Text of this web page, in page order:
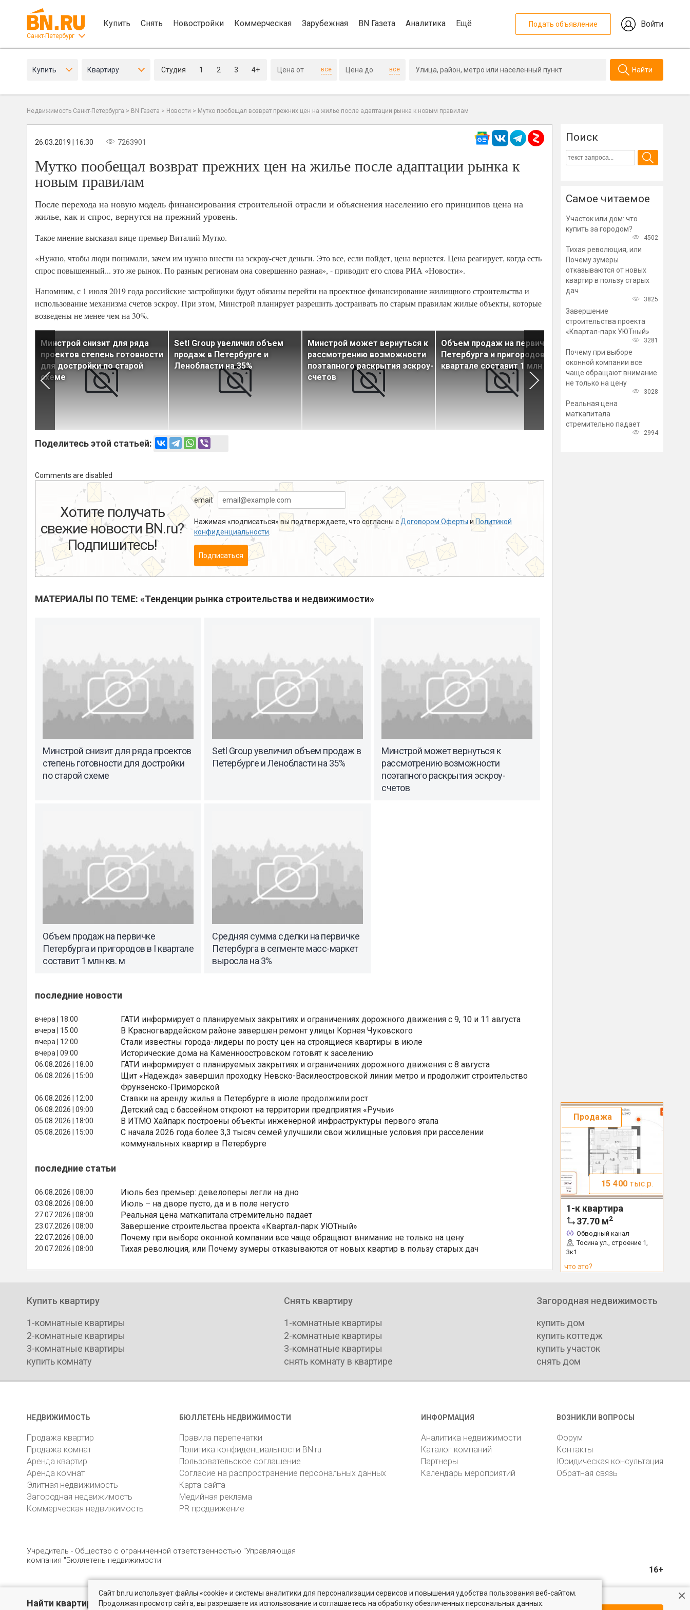
Санкт-Петербург
Купить Снять Новостройки Коммерческая Зарубежная BN Газета Аналитика Ещё Подать объявление Войти
Купить Квартиру Студия 1 2 3 4+ всё всё Найти
Недвижимость Санкт-Петербурга > BN Газета > Новости > Мутко пообещал возврат прежних цен на жилье после адаптации рынка к новым правилам
26.03.2019 | 16:30 7263901
Мутко пообещал возврат прежних цен на жилье после адаптации рынка к
новым правилам
После перехода на новую модель финансирования строительной отрасли и объяснения населению его принципов цена на
жилье, как и спрос, вернутся на прежний уровень.
Такое мнение высказал вице-премьер Виталий Мутко.
«Нужно, чтобы люди понимали, зачем им нужно внести на эскроу-счет деньги. Это все, если пойдет, цена вернется. Цена реагирует, когда есть
спрос повышенный... это же рынок. По разным регионам она совершенно разная», - приводит его слова РИА «Новости».
Напомним, с 1 июля 2019 года российские застройщики будут обязаны перейти на проектное финансирование жилищного строительства и
использование механизма счетов эскроу. При этом, Минстрой планирует разрешить достраивать по старым правилам жилые объекты, которые
возведены не менее чем на 30%.
Минстрой снизит для ряда
проектов степень готовности
для достройки по старой
схеме
Setl Group увеличил объем
продаж в Петербурге и
Ленобласти на 35%
Минстрой может вернуться к
рассмотрению возможности
поэтапного раскрытия эскроу-
счетов
Объем продаж на первичке
Петербурга и пригородов в I
квартале составит 1 млн кв. м
Средняя сумма сделки на
первичке Петербурга в
сегменте масс-маркет
выросла на 3%
Найти квартиру - это просто!
Поделитесь этой статьей:
Comments are disabled
Хотите получать
свежие новости BN.ru?
Подпишитесь!
email:
Нажимая «подписаться» вы подтверждаете, что согласны с Договором Оферты и Политикой
конфиденциальности
Подписаться
МАТЕРИАЛЫ ПО ТЕМЕ: «Тенденции рынка строительства и недвижимости»
Минстрой снизит для ряда проектов
степень готовности для достройки
по старой схеме
Setl Group увеличил объем продаж в
Петербурге и Ленобласти на 35%
Минстрой может вернуться к
рассмотрению возможности
поэтапного раскрытия эскроу-
счетов
Объем продаж на первичке
Петербурга и пригородов в I квартале
составит 1 млн кв. м
Средняя сумма сделки на первичке
Петербурга в сегменте масс-маркет
выросла на 3%
последние новости
вчера | 18:00 ГАТИ информирует о планируемых закрытиях и ограничениях дорожного движения с 9, 10 и 11 августа
вчера | 15:00 В Красногвардейском районе завершен ремонт улицы Корнея Чуковского
вчера | 12:00 Стали известны города-лидеры по росту цен на строящиеся квартиры в июле
вчера | 09:00 Исторические дома на Каменноостровском готовят к заселению
06.08.2026 | 18:00 ГАТИ информирует о планируемых закрытиях и ограничениях дорожного движения с 8 августа
06.08.2026 | 15:00
Щит «Надежда» завершил проходку Невско-Василеостровской линии метро и продолжит строительство
Фрунзенско-Приморской
06.08.2026 | 12:00 Ставки на аренду жилья в Петербурге в июле продолжили рост
06.08.2026 | 09:00 Детский сад с бассейном откроют на территории предприятия «Ручьи»
05.08.2026 | 18:00 В ИТМО Хайпарк построены объекты инженерной инфраструктуры первого этапа
05.08.2026 | 15:00
С начала 2026 года более 3,3 тысяч семей улучшили свои жилищные условия при расселении
коммунальных квартир в Петербурге
последние статьи
06.08.2026 | 08:00 Июль без премьер: девелоперы легли на дно
03.08.2026 | 08:00 Июль – на дворе пусто, да и в поле негусто
27.07.2026 | 08:00 Реальная цена маткапитала стремительно падает
23.07.2026 | 08:00 Завершение строительства проекта «Квартал-парк УЮТный»
22.07.2026 | 08:00 Почему при выборе оконной компании все чаще обращают внимание не только на цену
20.07.2026 | 08:00 Тихая революция, или Почему зумеры отказываются от новых квартир в пользу старых дач
Поиск
Самое читаемое
Участок или дом: что
купить за городом?
4502
Тихая революция, или
Почему зумеры
отказываются от новых
квартир в пользу старых
дач
3825
Завершение
строительства проекта
«Квартал-парк УЮТный»
3281
Почему при выборе
оконной компании все
чаще обращают внимание
не только на цену
3028
Реальная цена
маткапитала
стремительно падает
2994
Продажа
15 400 тыс.р.
1-к квартира
37.70 м2
Обводный канал
Тосина ул., строение 1,
3к1
что это?
Купить квартиру
1-комнатные квартиры
2-комнатные квартиры
3-комнатные квартиры
купить комнату
Снять квартиру
1-комнатные квартиры
2-комнатные квартиры
3-комнатные квартиры
снять комнату в квартире
Загородная недвижимость
купить дом
купить коттедж
купить участок
снять дом
НЕДВИЖИМОСТЬ
Продажа квартир
Продажа комнат
Аренда квартир
Аренда комнат
Элитная недвижимость
Загородная недвижимость
Коммерческая недвижимость
БЮЛЛЕТЕНЬ НЕДВИЖИМОСТИ
Правила перепечатки
Политика конфиденциальности BN.ru
Пользовательское соглашение
Согласие на распространение персональных данных
Карта сайта
Медийная реклама
PR продвижение
ИНФОРМАЦИЯ
Аналитика недвижимости
Каталог компаний
Партнеры
Календарь мероприятий
ВОЗНИКЛИ ВОПРОСЫ
Форум
Контакты
Юридическая консультация
Обратная связь
Учредитель - Общество с ограниченной ответственностью "Управляющая
компания "Бюллетень недвижимости"
16+
© 2005 – 2026, ООО «УК «БН» 8 (812) 331-93-56 196105, Санкт-Петербург, пр. Юрия Гагарина, 1 reklama@bn.ru
Сайт bn.ru использует файлы «cookie» и системы аналитики для персонализации сервисов и повышения удобства пользования веб-сайтом.
Продолжая просмотр сайта, вы разрешаете их использование и соглашаетесь на обработку обезличенных персональных данных.